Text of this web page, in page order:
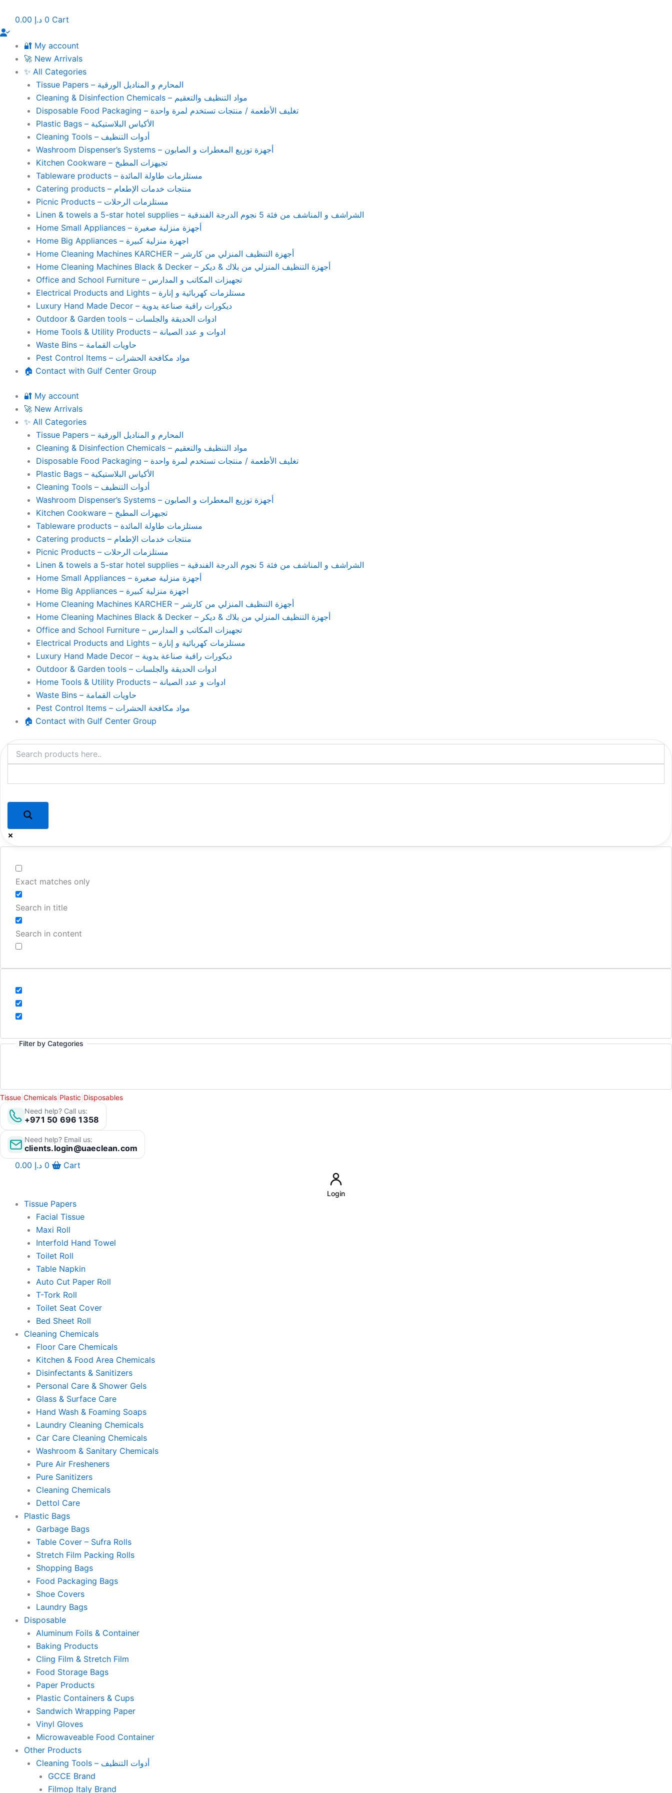
content
د.إ 0 Cart
🔐 My account
🚀 New Arrivals
✨ All Categories
Tissue Papers – المحارم و المناديل الورقية
Cleaning & Disinfection Chemicals – مواد التنظيف والتعقيم
Disposable Food Packaging – تغليف الأطعمة / منتجات تستخدم لمرة واحدة
Plastic Bags – الأكياس البلاستيكية
Cleaning Tools – أدوات التنظيف
Washroom Dispenser’s Systems – أجهزة توزيع المعطرات و الصابون
Kitchen Cookware – تجيهزات المطبخ
Tableware products – مستلزمات طاولة المائدة
Catering products – منتجات خدمات الإطعام
Picnic Products – مستلزمات الرحلات
Linen & towels a 5-star hotel supplies – الشراشف و المناشف من فئة 5 نجوم الدرجة الفندقية
Home Small Appliances – أجهزة منزلية صغيرة
Home Big Appliances – اجهزة منزلية كبيرة
Home Cleaning Machines KARCHER – أجهزة التنظيف المنزلي من كارشر
Home Cleaning Machines Black & Decker – أجهزة التنظيف المنزلي من بلاك & ديكر
Office and School Furniture – تجهيزات المكاتب و المدارس
Electrical Products and Lights – مستلزمات كهربائية و إنارة
Luxury Hand Made Decor – ديكورات راقية صناعة يدوية
Outdoor & Garden tools – ادوات الحديقة والجلسات
Home Tools & Utility Products – ادوات و عدد الصيانة
Waste Bins – حاويات القمامة
Pest Control Items – مواد مكافحة الحشرات
🏠 Contact with Gulf Center Group
🔐 My account
🚀 New Arrivals
✨ All Categories
Tissue Papers – المحارم و المناديل الورقية
Cleaning & Disinfection Chemicals – مواد التنظيف والتعقيم
Disposable Food Packaging – تغليف الأطعمة / منتجات تستخدم لمرة واحدة
Plastic Bags – الأكياس البلاستيكية
Cleaning Tools – أدوات التنظيف
Washroom Dispenser’s Systems – أجهزة توزيع المعطرات و الصابون
Kitchen Cookware – تجيهزات المطبخ
Tableware products – مستلزمات طاولة المائدة
Catering products – منتجات خدمات الإطعام
Picnic Products – مستلزمات الرحلات
Linen & towels a 5-star hotel supplies – الشراشف و المناشف من فئة 5 نجوم الدرجة الفندقية
Home Small Appliances – أجهزة منزلية صغيرة
Home Big Appliances – اجهزة منزلية كبيرة
Home Cleaning Machines KARCHER – أجهزة التنظيف المنزلي من كارشر
Home Cleaning Machines Black & Decker – أجهزة التنظيف المنزلي من بلاك & ديكر
Office and School Furniture – تجهيزات المكاتب و المدارس
Electrical Products and Lights – مستلزمات كهربائية و إنارة
Luxury Hand Made Decor – ديكورات راقية صناعة يدوية
Outdoor & Garden tools – ادوات الحديقة والجلسات
Home Tools & Utility Products – ادوات و عدد الصيانة
Waste Bins – حاويات القمامة
Pest Control Items – مواد مكافحة الحشرات
🏠 Contact with Gulf Center Group
Exact matches only
Search in title
Search in content
Filter by Categories
Tissue Chemicals Plastic Disposables
Need help? Call us:
+971 50 696 1358
Need help? Email us:
clients.login@uaeclean.com
د.إ 0 Cart
Login
Tissue Papers
Facial Tissue
Maxi Roll
Interfold Hand Towel
Toilet Roll
Table Napkin
Auto Cut Paper Roll
T-Tork Roll
Toilet Seat Cover
Bed Sheet Roll
Cleaning Chemicals
Floor Care Chemicals
Kitchen & Food Area Chemicals
Disinfectants & Sanitizers
Personal Care & Shower Gels
Glass & Surface Care
Hand Wash & Foaming Soaps
Laundry Cleaning Chemicals
Car Care Cleaning Chemicals
Washroom & Sanitary Chemicals
Pure Air Fresheners
Pure Sanitizers
Cleaning Chemicals
Dettol Care
Plastic Bags
Garbage Bags
Table Cover – Sufra Rolls
Stretch Film Packing Rolls
Shopping Bags
Food Packaging Bags
Shoe Covers
Laundry Bags
Disposable
Aluminum Foils & Container
Baking Products
Cling Film & Stretch Film
Food Storage Bags
Paper Products
Plastic Containers & Cups
Sandwich Wrapping Paper
Vinyl Gloves
Microwaveable Food Container
Other Products
Cleaning Tools – أدوات التنظيف
GCCE Brand
Filmop Italy Brand